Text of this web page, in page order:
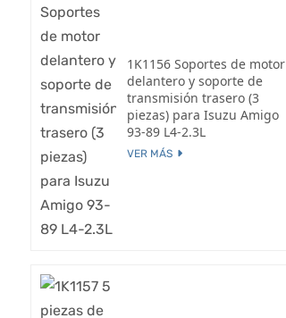
1K1156 Soportes de motor
delantero y soporte de
transmisión trasero (3
piezas) para Isuzu Amigo
93-89 L4-2.3L
VER MÁS